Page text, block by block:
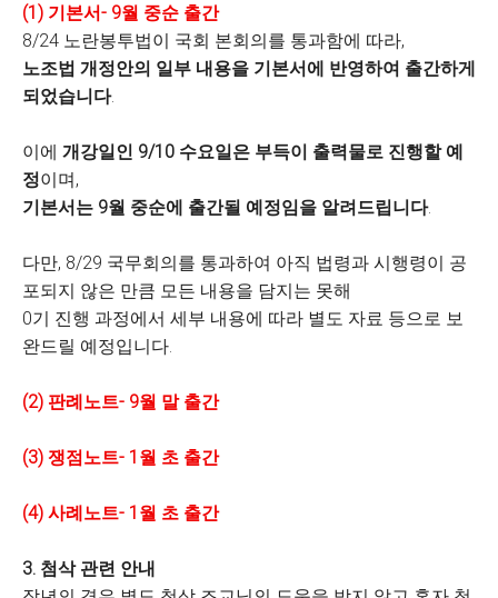
(1) 기본서- 9월 중순 출간
8/24 노란봉투법이 국회 본회의를 통과함에 따라,
노조법 개정안의 일부 내용을 기본서에 반영하여 출간하게
되었습니다.
이에 개강일인 9/10 수요일은 부득이 출력물로 진행할 예
정이며,
기본서는 9월 중순에 출간될 예정임을 알려드립니다.
다만, 8/29 국무회의를 통과하여 아직 법령과 시행령이 공
포되지 않은 만큼 모든 내용을 담지는 못해
0기 진행 과정에서 세부 내용에 따라 별도 자료 등으로 보
완드릴 예정입니다.
(2) 판례노트- 9월 말 출간
(3) 쟁점노트- 1 월 초 출간
(4) 사례노트- 1 월 초 출간
3. 첨삭 관련 안내